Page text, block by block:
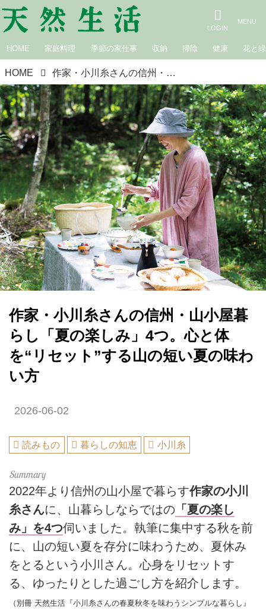
HOME 家庭料理 季節の家仕事 収納 掃除 健康 花と緑
HOME 作家・小川糸さんの信州・山小屋暮らし「夏の楽しみ」4つ。心と体を“リセット”する山の短い夏の味わい方
作家・小川糸さんの信州・山小屋暮
らし「夏の楽しみ」4つ。心と体
を“リセット”する山の短い夏の味わ
い方
2026-06-02
読みもの 暮らしの知恵 小川糸
2022年より信州の山小屋で暮らす作家の小川
糸さんに、山暮らしならではの 「夏の楽し
み」を4つ伺いました。執筆に集中する秋を前
に、山の短い夏を存分に味わうため、夏休み
をとるという小川さん。心身をリセットす
る、ゆったりとした過ごし方を紹介します。
（別冊 天然生活『小川糸さんの春夏秋冬を味わうシンプルな暮らし』